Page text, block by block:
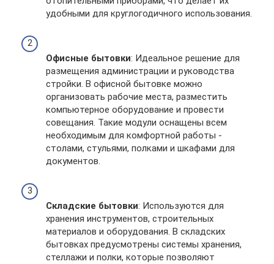
удобными для круглогодичного использования.
Офисные бытовки: Идеальное решение для
размещения администрации и руководства
стройки. В офисной бытовке можно
организовать рабочие места, разместить
компьютерное оборудование и провести
совещания. Такие модули оснащены всем
необходимым для комфортной работы -
столами, стульями, полками и шкафами для
документов.
Складские бытовки: Используются для
хранения инструментов, строительных
материалов и оборудования. В складских
бытовках предусмотрены системы хранения,
стеллажи и полки, которые позволяют